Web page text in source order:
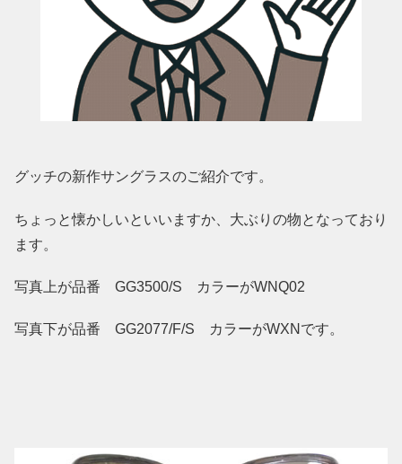
グッチの新作サングラスのご紹介です。
ちょっと懐かしいといいますか、大ぶりの物となっており
ます。
写真上が品番 GG3500/S カラーがWNQ02
写真下が品番 GG2077/F/S カラーがWXNです。